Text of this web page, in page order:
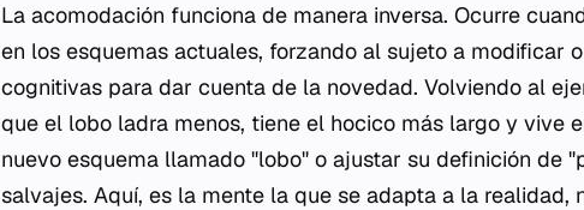
La acomodación funciona de manera inversa. Ocurre
en los esquemas actuales, forzando al sujeto a modificar
cognitivas para dar cuenta de la novedad. Volviendo al
que el lobo ladra menos, tiene el hocico más largo y vive
nuevo esquema llamado "lobo" o ajustar su definición de
salvajes. Aquí, es la mente la que se adapta a la realidad,